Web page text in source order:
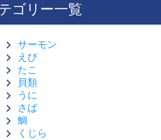
ゴリー一覧
サーモン
えび
たこ
貝類
うに
さば
鯛
くじら